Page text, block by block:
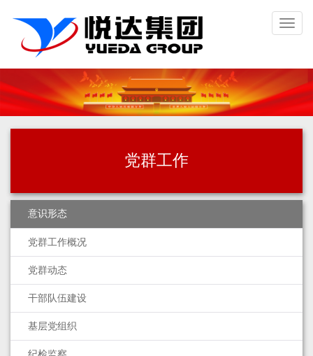
Toggle
党群工作
意识形态
党群工作概况
党群动态
干部队伍建设
基层党组织